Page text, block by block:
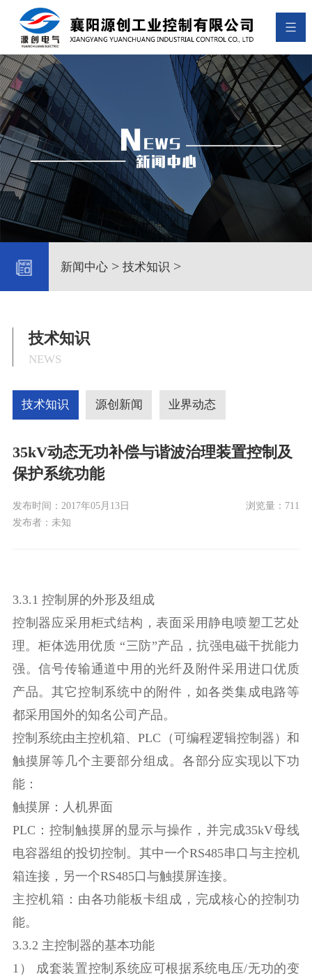
新闻中心> 技术知识 >
技术知识
NEWS
技术知识 源创新闻 业界动态
35kV动态无功补偿与谐波治理装置控制及
保护系统功能
发布时间： 2017年05月13日 浏览量： 711
发布者： 未知
3.3.1 控制屏的外形及组成
控制器应采用柜式结构，表面采用静电喷塑工艺处
理。柜体选用优质 “三防”产品，抗强电磁干扰能力
强。信号传输通道中用的光纤及附件采用进口优质
产品。其它控制系统中的附件，如各类集成电路等
都采用国外的知名公司产品。
控制系统由主控机箱、PLC（可编程逻辑控制器）和
触摸屏等几个主要部分组成。各部分应实现以下功
能：
触摸屏：人机界面
PLC：控制触摸屏的显示与操作，并完成35kV母线
电容器组的投切控制。其中一个RS485串口与主控机
箱连接，另一个RS485口与触摸屏连接。
主控机箱：由各功能板卡组成，完成核心的控制功
能。
3.3.2 主控制器的基本功能
1） 成套装置控制系统应可根据系统电压/无功的变